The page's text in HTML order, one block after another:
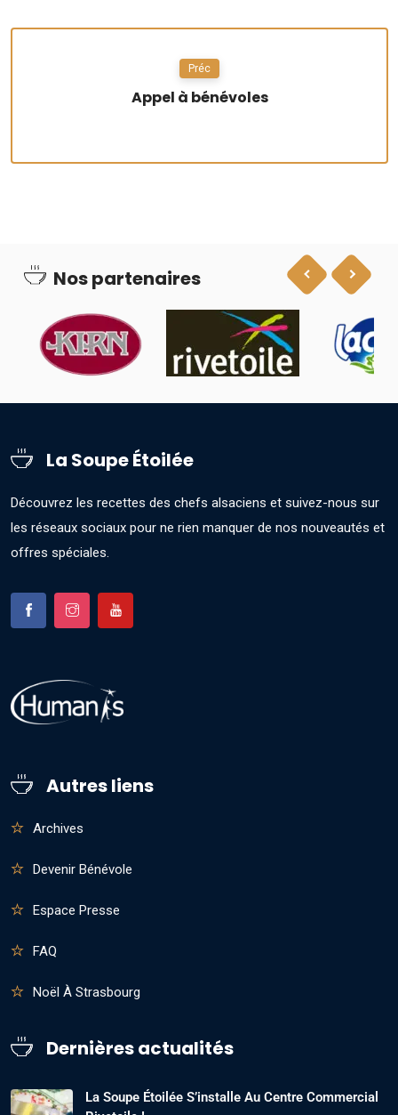
Préc
Appel à bénévoles
Nos partenaires
La Soupe Étoilée
Découvrez les recettes des chefs alsaciens et suivez-nous sur
les réseaux sociaux pour ne rien manquer de nos nouveautés et
offres spéciales.
Autres liens
Archives
Devenir Bénévole
Espace Presse
FAQ
Noël À Strasbourg
Dernières actualités
La Soupe Étoilée S’installe Au Centre Commercial